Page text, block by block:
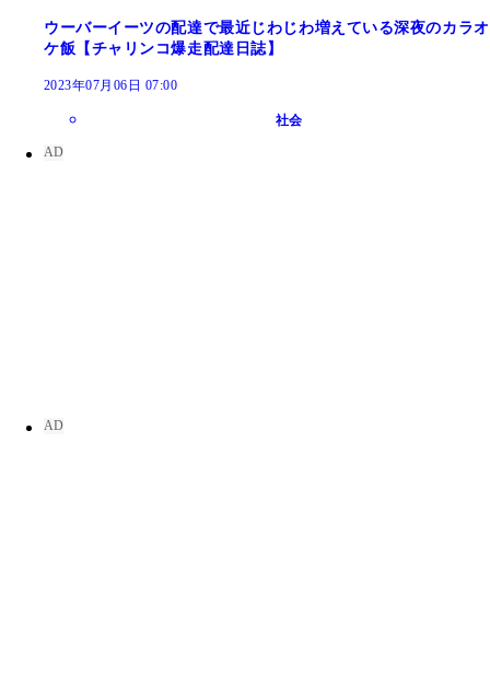
ウーバーイーツの配達で最近じわじわ増えている深夜のカラオ
ケ飯【チャリンコ爆走配達日誌】
2023年07月06日 07:00
社会